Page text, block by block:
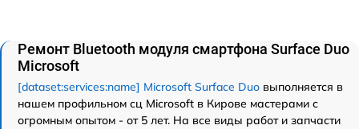
Ремонт Bluetooth модуля смартфона Surface Duo
Microsoft
[dataset:services:name] Microsoft Surface Duo выполняется в
нашем профильном сц Microsoft в Кирове мастерами с
огромным опытом - от 5 лет. На все виды работ и запчасти